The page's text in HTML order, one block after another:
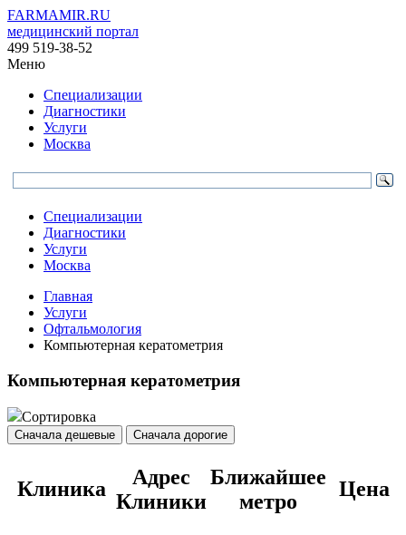
FARMAMIR.RU
медицинский портал
499 519-38-52
Меню
Специализации
Диагностики
Услуги
Москва
Специализации
Диагностики
Услуги
Москва
Главная
Услуги
Офтальмология
Компьютерная кератометрия
Компьютерная кератометрия
Сортировка
Сначала дешевые Сначала дорогие
Клиника
Адрес
Клиники
Ближайшее
метро
Цена